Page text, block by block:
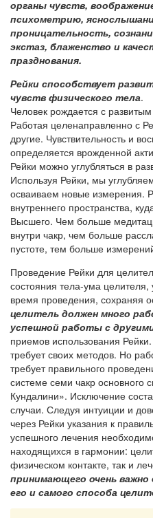
органы чувств,
психометрию,
проницательность,
экстаз, блаженство и
празднования.
Рейки способствует
чувств физического тела.
Человек рождается с
Работая целенаправленно с
другие. Чувствительность и
определяется врожденной
Рейки можно углубляться в
Используя Рейки, мы
осваиваем новые измерения.
внутреннего пространства,
Высшего. Чем больше
внутри чакр, чем больше
пустоте, тем больше
Проведение Рейки для
состояния тела-ума
время проведения, сохраняя
целитель должен много
успешной работы с
приемов использования
требует своих методов. Но
требует правильного
системе семи чакр основного
Кундалини». Исключение
случаи. Следуя интуиции и
через Рейки указания к
успешного лечения
находящихся в гармонии:
физическом контакте, так и
принимающего очень
его и самого способа